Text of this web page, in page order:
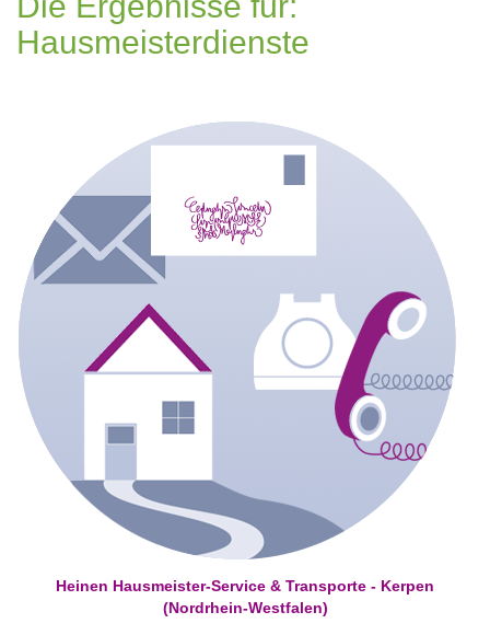
Hausmeisterdienste
Heinen Hausmeister-Service & Transporte - Kerpen
(Nordrhein-Westfalen)